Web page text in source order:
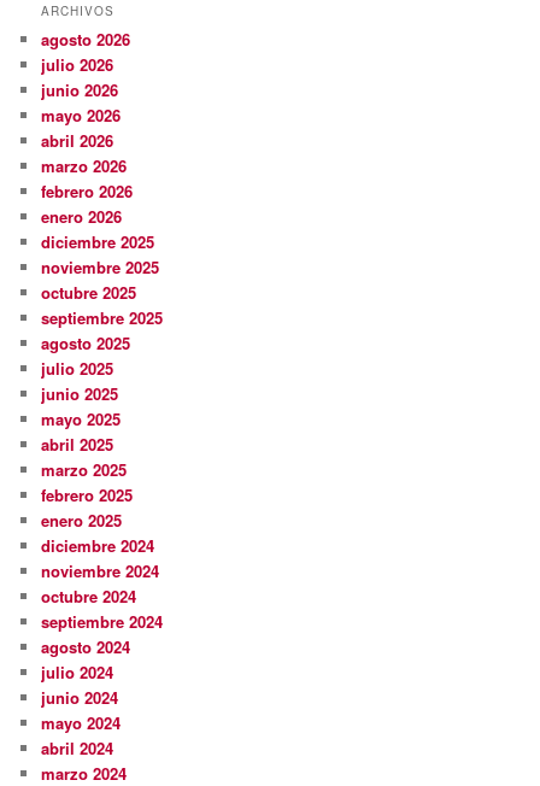
ARCHIVOS
agosto 2026
julio 2026
junio 2026
mayo 2026
abril 2026
marzo 2026
febrero 2026
enero 2026
diciembre 2025
noviembre 2025
octubre 2025
septiembre 2025
agosto 2025
julio 2025
junio 2025
mayo 2025
abril 2025
marzo 2025
febrero 2025
enero 2025
diciembre 2024
noviembre 2024
octubre 2024
septiembre 2024
agosto 2024
julio 2024
junio 2024
mayo 2024
abril 2024
marzo 2024